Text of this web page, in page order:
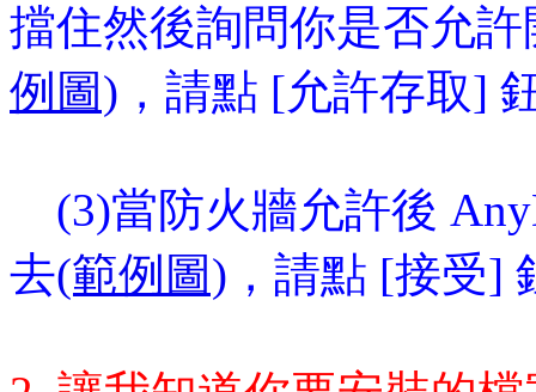
擋住然後詢問你是否允
例圖) ，請點 [允許存取]
(3)當防火牆允許後
去(範例圖) ，請點 [接受]